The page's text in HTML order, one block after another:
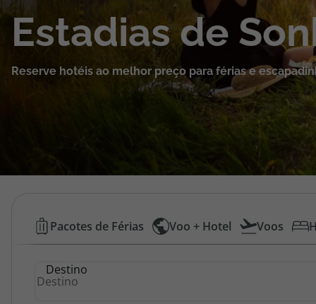
Cruzeiros
Promoções
Área de Cliente
Estadias de
Reserve hotéis ao melhor preço para férias e
Hotéis
Baratos
Pacotes de Férias Voo + Hotel Voos
Destino